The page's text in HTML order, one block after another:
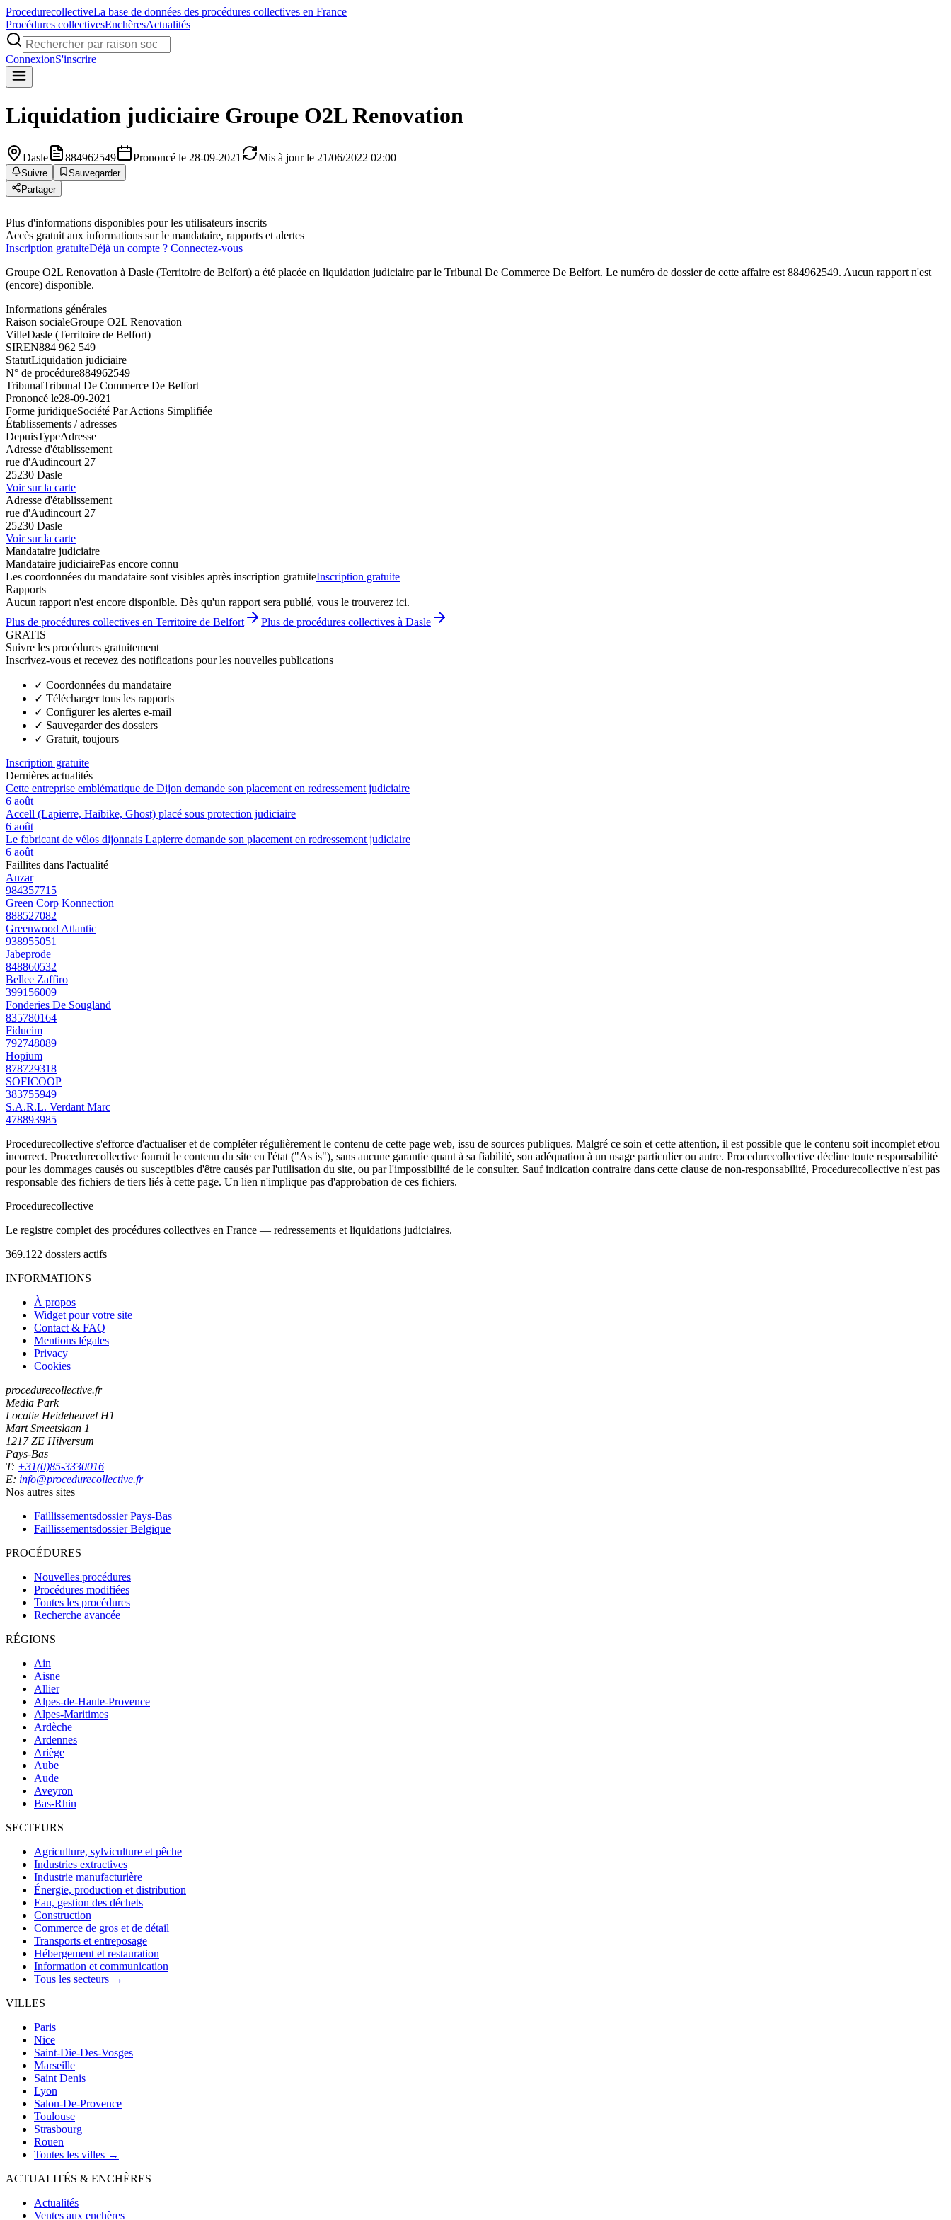
ProcedurecollectiveLa base de données des procédures collectives en France
Procédures collectivesEnchèresActualités
ConnexionS'inscrire
Liquidation judiciaire Groupe O2L Renovation
Dasle 884962549 Prononcé le 28-09-2021 Mis à jour le 21/06/2022 02:00
Suivre
Sauvegarder
Partager
Plus d'informations disponibles pour les utilisateurs inscrits
Accès gratuit aux informations sur le mandataire, rapports et alertes
Inscription gratuiteDéjà un compte ? Connectez-vous
Groupe O2L Renovation à Dasle (Territoire de Belfort) a été placée en liquidation judiciaire par le Tribunal De Commerce De Belfort. Le numéro de dossier de cette affaire est 884962549. Aucun rapport n'est
(encore) disponible.
Informations générales
Raison socialeGroupe O2L Renovation
VilleDasle (Territoire de Belfort)
SIREN884 962 549
StatutLiquidation judiciaire
N° de procédure884962549
TribunalTribunal De Commerce De Belfort
Prononcé le28-09-2021
Forme juridiqueSociété Par Actions Simplifiée
Établissements / adresses
DepuisTypeAdresse
Adresse d'établissement
rue d'Audincourt 27
25230 Dasle
Voir sur la carte
Adresse d'établissement
rue d'Audincourt 27
25230 Dasle
Voir sur la carte
Mandataire judiciaire
Mandataire judiciairePas encore connu
Les coordonnées du mandataire sont visibles après inscription gratuiteInscription gratuite
Rapports
Aucun rapport n'est encore disponible. Dès qu'un rapport sera publié, vous le trouverez ici.
Plus de procédures collectives en Territoire de Belfort
Plus de procédures collectives à Dasle
GRATIS
Suivre les procédures gratuitement
Inscrivez-vous et recevez des notifications pour les nouvelles publications
✓ Coordonnées du mandataire
✓ Télécharger tous les rapports
✓ Configurer les alertes e-mail
✓ Sauvegarder des dossiers
✓ Gratuit, toujours
Inscription gratuite
Dernières actualités
Cette entreprise emblématique de Dijon demande son placement en redressement judiciaire
6 août
Accell (Lapierre, Haibike, Ghost) placé sous protection judiciaire
6 août
Le fabricant de vélos dijonnais Lapierre demande son placement en redressement judiciaire
6 août
Faillites dans l'actualité
Anzar
984357715
Green Corp Konnection
888527082
Greenwood Atlantic
938955051
Jabeprode
848860532
Bellee Zaffiro
399156009
Fonderies De Sougland
835780164
Fiducim
792748089
Hopium
878729318
SOFICOOP
383755949
S.A.R.L. Verdant Marc
478893985
Procedurecollective s'efforce d'actualiser et de compléter régulièrement le contenu de cette page web, issu de sources publiques. Malgré ce soin et cette attention, il est possible que le contenu soit incomplet et/ou
incorrect. Procedurecollective fournit le contenu du site en l'état ("As is"), sans aucune garantie quant à sa fiabilité, son adéquation à un usage particulier ou autre. Procedurecollective décline toute responsabilité
pour les dommages causés ou susceptibles d'être causés par l'utilisation du site, ou par l'impossibilité de le consulter. Sauf indication contraire dans cette clause de non-responsabilité, Procedurecollective n'est pas
responsable des fichiers de tiers liés à cette page. Un lien n'implique pas d'approbation de ces fichiers.
Procedurecollective
Le registre complet des procédures collectives en France — redressements et liquidations judiciaires.
369.122 dossiers actifs
INFORMATIONS
À propos
Widget pour votre site
Contact & FAQ
Mentions légales
Privacy
Cookies
procedurecollective.fr
Media Park
Locatie Heideheuvel H1
Mart Smeetslaan 1
1217 ZE Hilversum
Pays-Bas
T: +31(0)85-3330016
E: info@procedurecollective.fr
Nos autres sites
Faillissementsdossier Pays-Bas
Faillissementsdossier Belgique
PROCÉDURES
Nouvelles procédures
Procédures modifiées
Toutes les procédures
Recherche avancée
RÉGIONS
Ain
Aisne
Allier
Alpes-de-Haute-Provence
Alpes-Maritimes
Ardèche
Ardennes
Ariège
Aube
Aude
Aveyron
Bas-Rhin
SECTEURS
Agriculture, sylviculture et pêche
Industries extractives
Industrie manufacturière
Énergie, production et distribution
Eau, gestion des déchets
Construction
Commerce de gros et de détail
Transports et entreposage
Hébergement et restauration
Information et communication
Tous les secteurs →
VILLES
Paris
Nice
Saint-Die-Des-Vosges
Marseille
Saint Denis
Lyon
Salon-De-Provence
Toulouse
Strasbourg
Rouen
Toutes les villes →
ACTUALITÉS & ENCHÈRES
Actualités
Ventes aux enchères